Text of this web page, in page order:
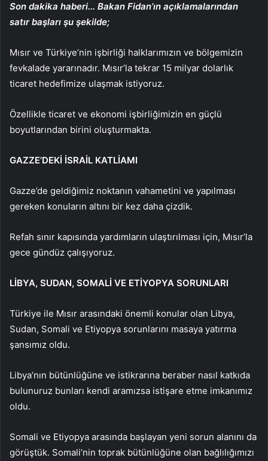
Son dakika haberi… Bakan Fidan’ın açıklamalarından
satır başları şu şekilde;
Mısır ve Türkiye’nin işbirliği halklarımızın ve bölgemizin
fevkalade yararınadır. Mısır’la tekrar 15 milyar dolarlık
ticaret hedefimize ulaşmak istiyoruz.
Özellikle ticaret ve ekonomi işbirliğimizin en güçlü
boyutlarından birini oluşturmakta.
GAZZE’DEKİ İSRAİL KATLİAMI
Gazze’de geldiğimiz noktanın vahametini ve yapılması
gereken konuların altını bir kez daha çizdik.
Refah sınır kapısında yardımların ulaştırılması için, Mısır’la
gece gündüz çalışıyoruz.
LİBYA, SUDAN, SOMALİ VE ETİYOPYA SORUNLARI
Türkiye ile Mısır arasındaki önemli konular olan Libya,
Sudan, Somali ve Etiyopya sorunlarını masaya yatırma
şansımız oldu.
Libya’nın bütünlüğüne ve istikrarına beraber nasıl katkıda
bulunuruz bunları kendi aramızsa istişare etme imkanımız
oldu.
Somali ve Etiyopya arasında başlayan yeni sorun alanını da
görüştük. Somali’nin toprak bütünlüğüne olan bağlılığımızı